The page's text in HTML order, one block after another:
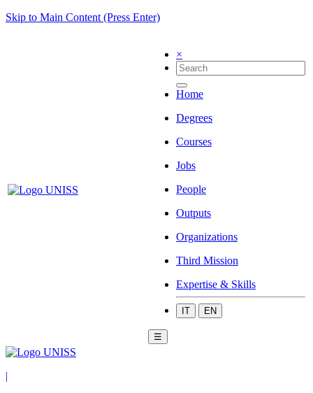
Skip to Main Content (Press Enter)
×
Home
Degrees
Courses
Jobs
People
Outputs
Organizations
Third Mission
Expertise & Skills
IT EN
☰
|